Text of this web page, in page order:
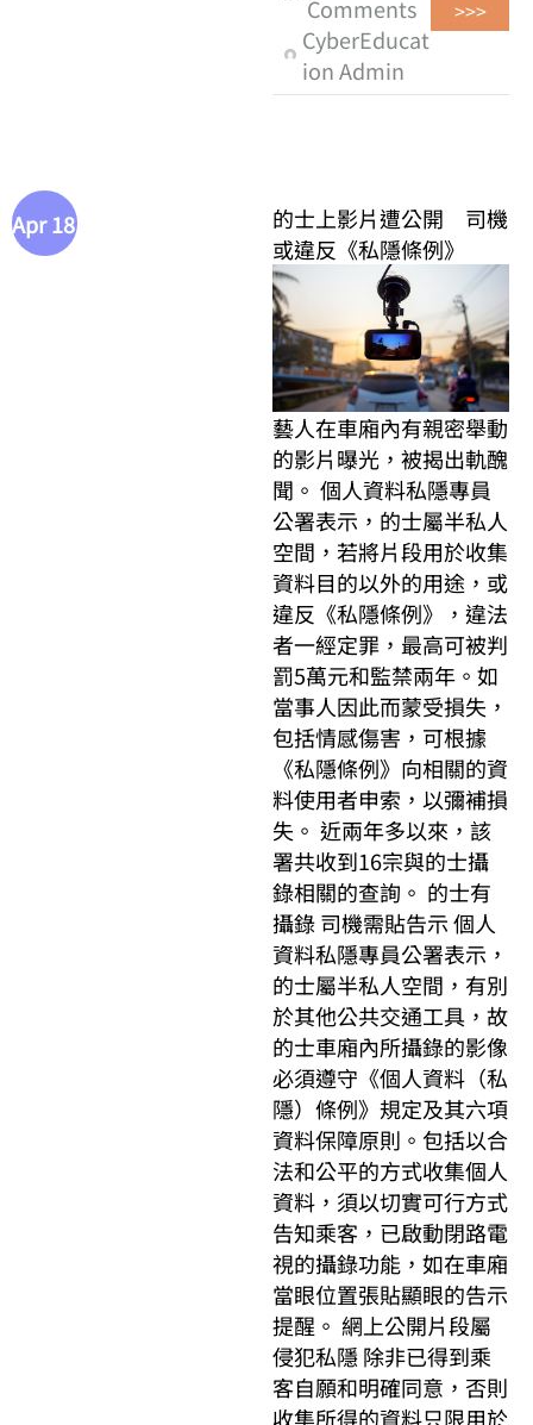
>>>
Comments
CyberEducat
ion Admin
Apr 18
的士上影片遭公開 司機
或違反《私隱條例》
藝人在車廂內有親密舉動
的影片曝光，被揭出軌醜
聞。 個人資料私隱專員
公署表示，的士屬半私人
空間，若將片段用於收集
資料目的以外的用途，或
違反《私隱條例》，違法
者一經定罪，最高可被判
罰5萬元和監禁兩年。如
當事人因此而蒙受損失，
包括情感傷害，可根據
《私隱條例》向相關的資
料使用者申索，以彌補損
失。 近兩年多以來，該
署共收到16宗與的士攝
錄相關的查詢。 的士有
攝錄 司機需貼告示 個人
資料私隱專員公署表示，
的士屬半私人空間，有別
於其他公共交通工具，故
的士車廂內所攝錄的影像
必須遵守《個人資料（私
隱）條例》規定及其六項
資料保障原則。包括以合
法和公平的方式收集個人
資料，須以切實可行方式
告知乘客，已啟動閉路電
視的攝錄功能，如在車廂
當眼位置張貼顯眼的告示
提醒。 網上公開片段屬
侵犯私隱 除非已得到乘
客自願和明確同意，否則
收集所得的資料只限用於